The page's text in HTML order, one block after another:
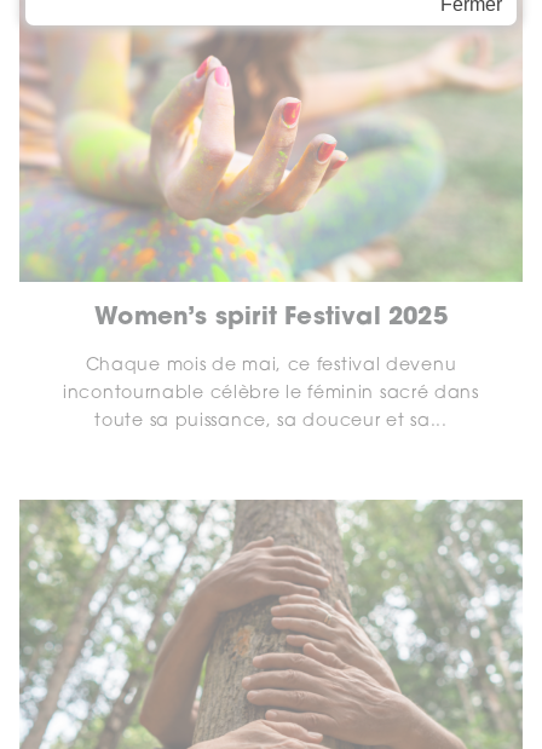
Women’s spirit Festival 2025
Chaque mois de mai, ce festival devenu
incontournable célèbre le féminin sacré dans
toute sa puissance, sa douceur et sa...
Fermer